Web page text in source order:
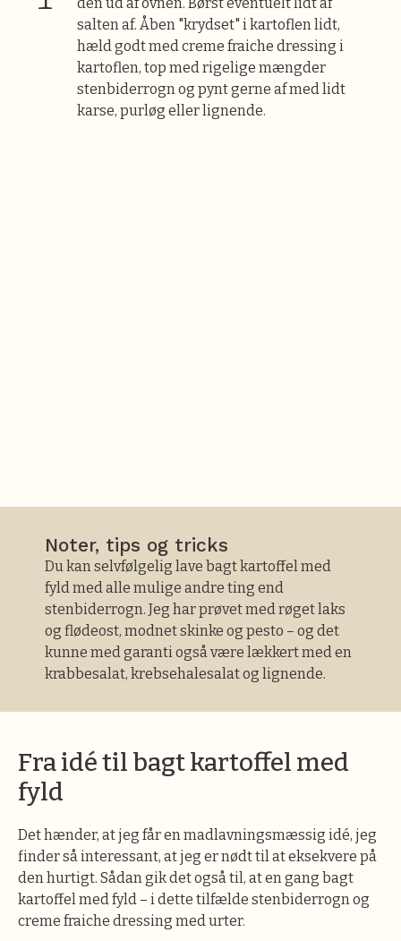
den ud af ovnen. Børst eventuelt lidt af
salten af. Åben "krydset" i kartoflen lidt,
hæld godt med creme fraiche dressing i
kartoflen, top med rigelige mængder
stenbiderrogn og pynt gerne af med lidt
karse, purløg eller lignende.
Noter, tips og tricks
Du kan selvfølgelig lave bagt kartoffel med
fyld med alle mulige andre ting end
stenbiderrogn. Jeg har prøvet med røget laks
og flødeost, modnet skinke og pesto – og det
kunne med garanti også være lækkert med en
krabbesalat, krebsehalesalat og lignende.
Fra idé til bagt kartoffel med
fyld
Det hænder, at jeg får en madlavningsmæssig idé, jeg
finder så interessant, at jeg er nødt til at eksekvere på
den hurtigt. Sådan gik det også til, at en gang bagt
kartoffel med fyld – i dette tilfælde stenbiderrogn og
creme fraiche dressing med urter.